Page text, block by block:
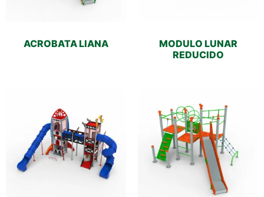
ACROBATA LIANA
MODULO LUNAR
REDUCIDO